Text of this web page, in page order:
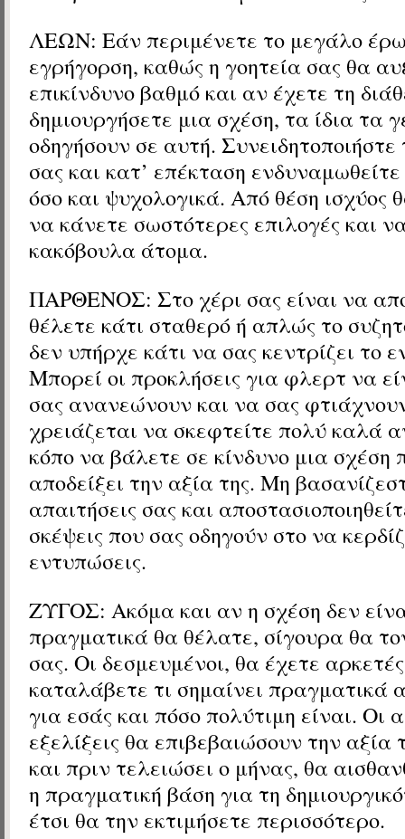
ΛΕΩΝ: Εάν περιμένετε το μεγάλο
εγρήγορση, καθώς η γοητεία σας θα
επικίνδυνο βαθμό και αν έχετε τη
δημιουργήσετε μια σχέση, τα ίδια τα
οδηγήσουν σε αυτή. Συνειδητοποιήστε
σας και κατ’ επέκταση
όσο και ψυχολογικά. Από θέση ισχύος
να κάνετε σωστότερες επιλογές και
κακόβουλα άτομα.
ΠΑΡΘΕΝΟΣ: Στο χέρι σας είναι να
θέλετε κάτι σταθερό ή απλώς το
δεν υπήρχε κάτι να σας κεντρίζει το
Μπορεί οι προκλήσεις για φλερτ να
σας ανανεώνουν και να σας
χρειάζεται να σκεφτείτε πολύ καλά
κόπο να βάλετε σε κίνδυνο μια σχέση
αποδείξει την αξία της. Μη
απαιτήσεις σας και
σκέψεις που σας οδηγούν στο να
εντυπώσεις.
ΖΥΓΟΣ: Ακόμα και αν η σχέση δεν
πραγματικά θα θέλατε, σίγουρα θα
σας. Οι δεσμευμένοι, θα έχετε
καταλάβετε τι σημαίνει πραγματικά
για εσάς και πόσο πολύτιμη είναι. Οι
εξελίξεις θα επιβεβαιώσουν την αξία
και πριν τελειώσει ο μήνας, θα
η πραγματική βάση για τη
έτσι θα την εκτιμήσετε περισσότερο.